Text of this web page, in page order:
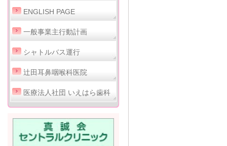
ENGLISH PAGE
一般事業主行動計画
シャトルバス運行
辻田耳鼻咽喉科医院
医療法人社団 いえはら歯科